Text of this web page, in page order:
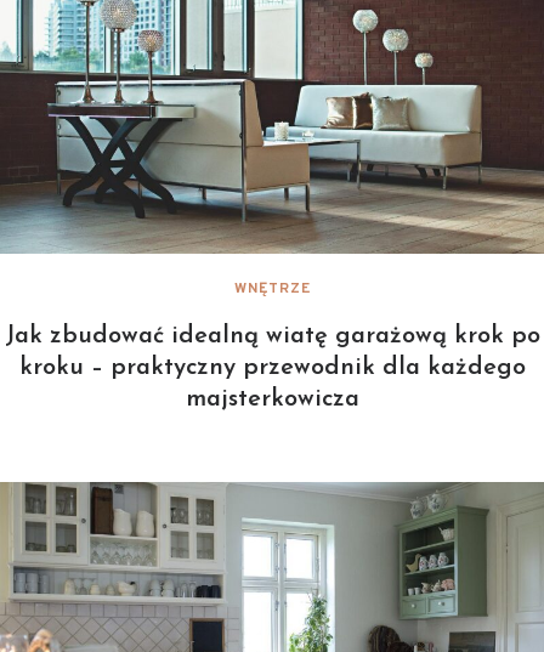
WNĘTRZE
Jak zbudować idealną wiatę garażową krok po
kroku – praktyczny przewodnik dla każdego
majsterkowicza